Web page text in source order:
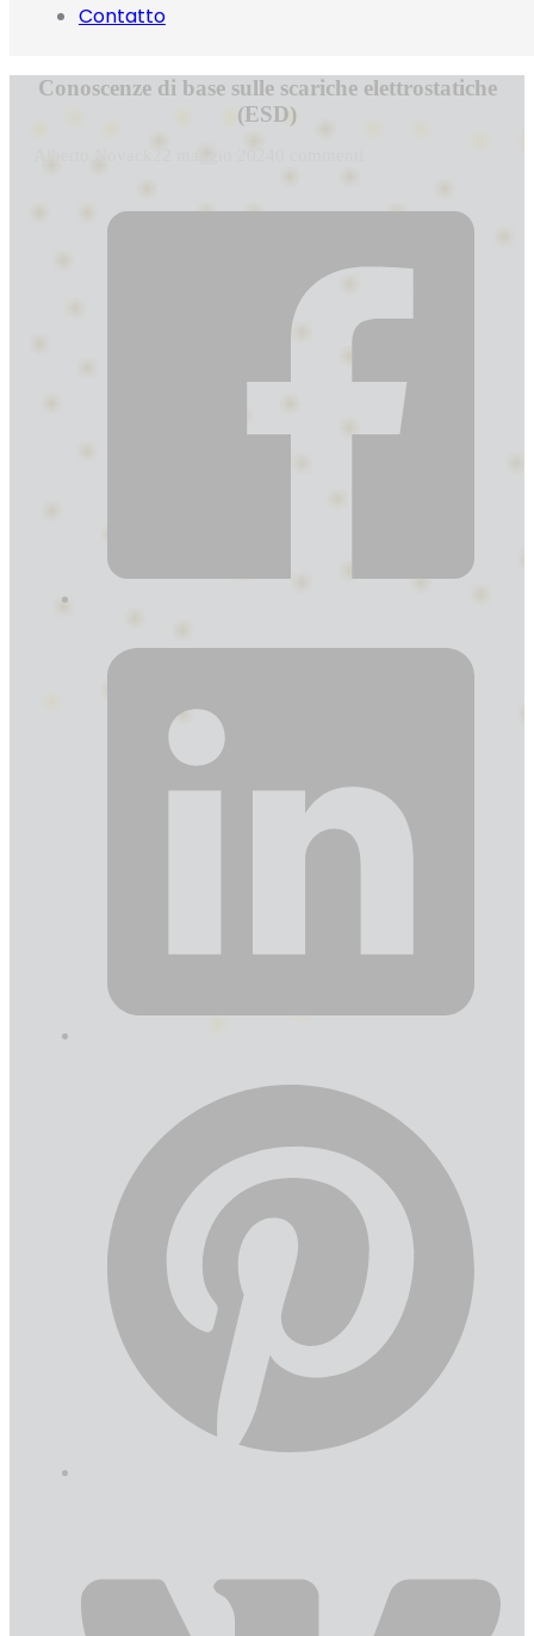
Contatto
Conoscenze di base sulle scariche elettrostatiche
(ESD)